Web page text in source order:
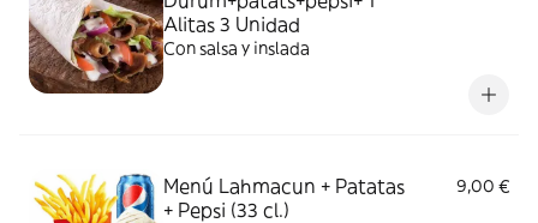
Alitas 3 Unidad
Con salsa y inslada
Menú Lahmacun + Patatas
+ Pepsi (33 cl.)
9,00 €